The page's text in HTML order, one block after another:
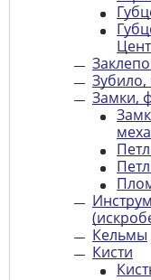
Зубило,
Замки,
Кельмы
Кисти